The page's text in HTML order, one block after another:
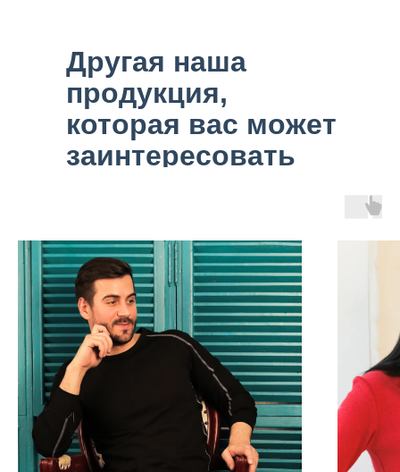
Другая наша
продукция,
которая вас может
заинтересовать